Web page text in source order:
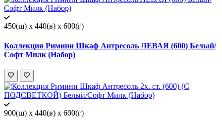
450(ш) x 440(в) x 600(г)
Коллекция Римини Шкаф Антресоль ЛЕВАЯ (600) Белый/
Софт Милк (Набор)
900(ш) x 440(в) x 600(г)